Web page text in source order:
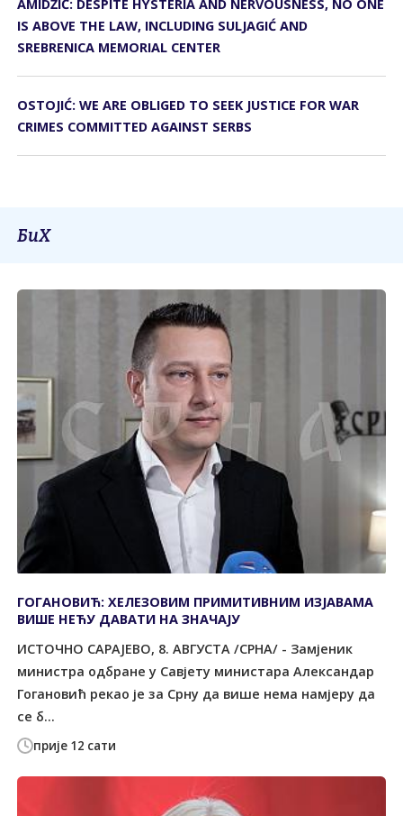
AMIDŽIĆ: DESPITE HYSTERIA AND NERVOUSNESS, NO ONE
IS ABOVE THE LAW, INCLUDING SULJAGIĆ AND
SREBRENICA MEMORIAL CENTER
OSTOJIĆ: WE ARE OBLIGED TO SEEK JUSTICE FOR WAR
CRIMES COMMITTED AGAINST SERBS
БиХ
прије 12 сати
ГОГАНОВИЋ: ХЕЛЕЗОВИМ ПРИМИТИВНИМ ИЗЈАВАМА
ВИШЕ НЕЋУ ДАВАТИ НА ЗНАЧАЈУ
ИСТОЧНО САРАЈЕВО, 8. АВГУСТА /СРНА/ - Замјеник
министра одбране у Савјету министара Александар
Гогановић рекао је за Срну да више нема намјеру да
се б...